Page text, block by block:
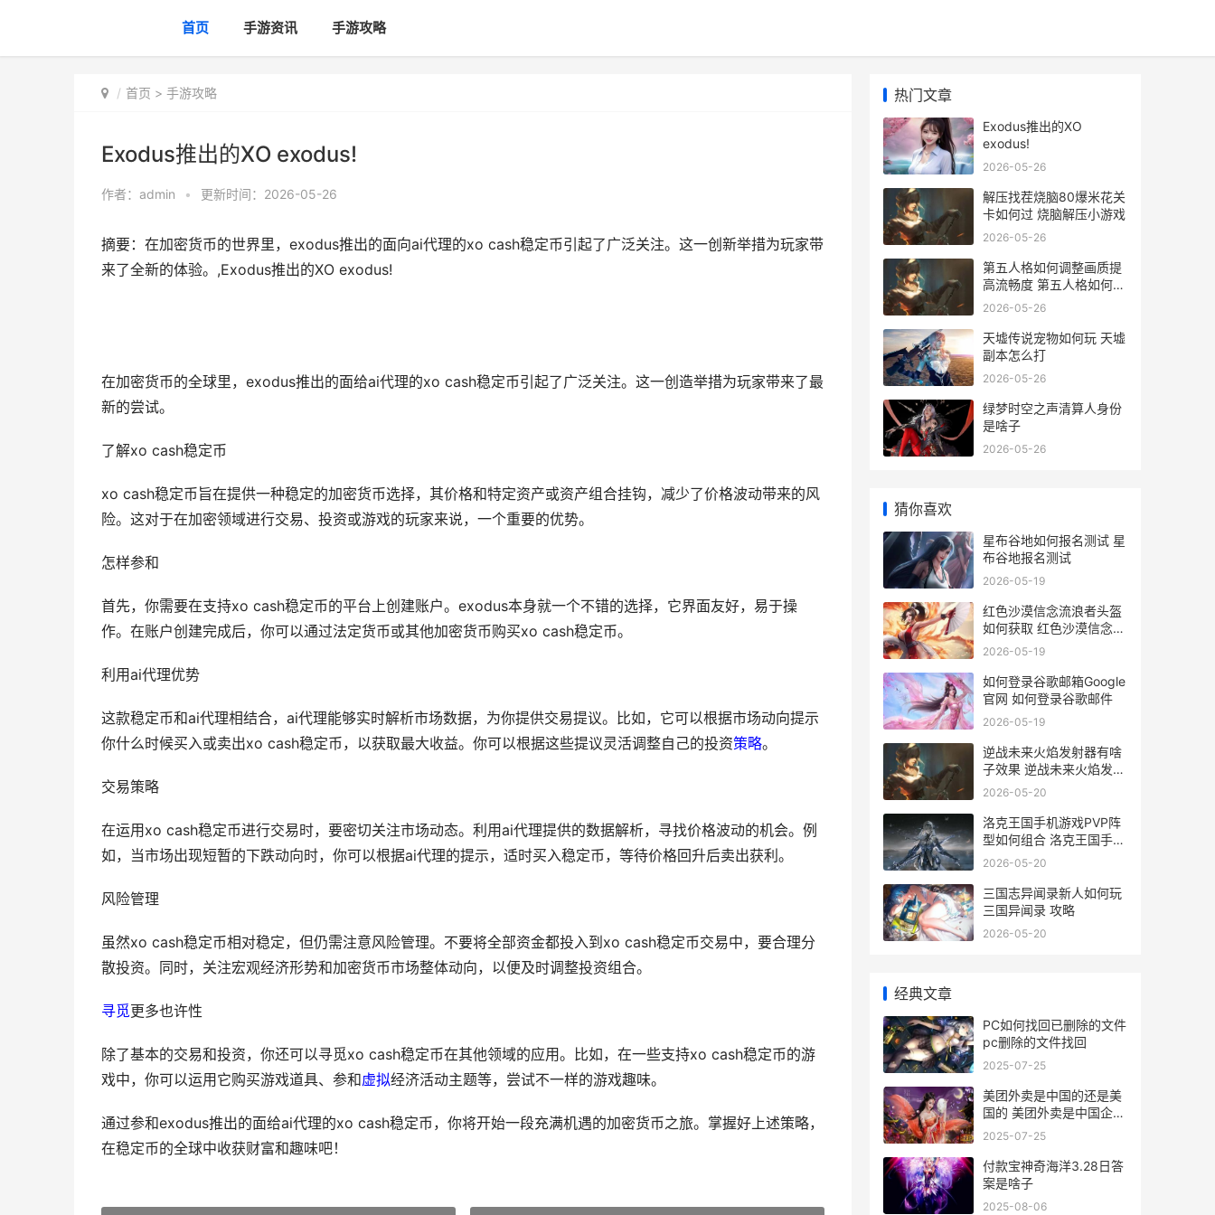
首页 手游资讯 手游攻略
首页 > 手游攻略
Exodus推出的XO exodus!
作者： admin • 更新时间：2026-05-26
摘要：在加密货币的世界里，exodus推出的面向ai代理的xo cash稳定币引起了广泛关注。这一创新举措为玩家带
来了全新的体验。,Exodus推出的XO exodus!
在加密货币的全球里，exodus推出的面给ai代理的xo cash稳定币引起了广泛关注。这一创造举措为玩家带来了最
新的尝试。
了解xo cash稳定币
xo cash稳定币旨在提供一种稳定的加密货币选择，其价格和特定资产或资产组合挂钩，减少了价格波动带来的风
险。这对于在加密领域进行交易、投资或游戏的玩家来说，一个重要的优势。
怎样参和
首先，你需要在支持xo cash稳定币的平台上创建账户。exodus本身就一个不错的选择，它界面友好，易于操
作。在账户创建完成后，你可以通过法定货币或其他加密货币购买xo cash稳定币。
利用ai代理优势
这款稳定币和ai代理相结合，ai代理能够实时解析市场数据，为你提供交易提议。比如，它可以根据市场动向提示
你什么时候买入或卖出xo cash稳定币，以获取最大收益。你可以根据这些提议灵活调整自己的投资策略。
交易策略
在运用xo cash稳定币进行交易时，要密切关注市场动态。利用ai代理提供的数据解析，寻找价格波动的机会。例
如，当市场出现短暂的下跌动向时，你可以根据ai代理的提示，适时买入稳定币，等待价格回升后卖出获利。
风险管理
虽然xo cash稳定币相对稳定，但仍需注意风险管理。不要将全部资金都投入到xo cash稳定币交易中，要合理分
散投资。同时，关注宏观经济形势和加密货币市场整体动向，以便及时调整投资组合。
寻觅更多也许性
除了基本的交易和投资，你还可以寻觅xo cash稳定币在其他领域的应用。比如，在一些支持xo cash稳定币的游
戏中，你可以运用它购买游戏道具、参和虚拟经济活动主题等，尝试不一样的游戏趣味。
通过参和exodus推出的面给ai代理的xo cash稳定币，你将开始一段充满机遇的加密货币之旅。掌握好上述策略，
在稳定币的全球中收获财富和趣味吧！
热门文章
Exodus推出的XO
exodus!
2026-05-26
解压找茬烧脑80爆米花关
卡如何过 烧脑解压小游戏
2026-05-26
第五人格如何调整画质提
高流畅度 第五人格如何调
回旧版本
2026-05-26
天墟传说宠物如何玩 天墟
副本怎么打
2026-05-26
绿梦时空之声清算人身份
是啥子
2026-05-26
猜你喜欢
星布谷地如何报名测试 星
布谷地报名测试
2026-05-19
红色沙漠信念流浪者头盔
如何获取 红色沙漠信念流
浪者套装
2026-05-19
如何登录谷歌邮箱Google
官网 如何登录谷歌邮件
2026-05-19
逆战未来火焰发射器有啥
子效果 逆战未来火焰发射
器 冥古釉彩
2026-05-20
洛克王国手机游戏PVP阵
型如何组合 洛克王国手机
游戏合光球
2026-05-20
三国志异闻录新人如何玩
三国异闻录 攻略
2026-05-20
经典文章
PC如何找回已删除的文件
pc删除的文件找回
2025-07-25
美团外卖是中国的还是美
国的 美团外卖是中国企业
吗
2025-07-25
付款宝神奇海洋3.28日答
案是啥子
2025-08-06